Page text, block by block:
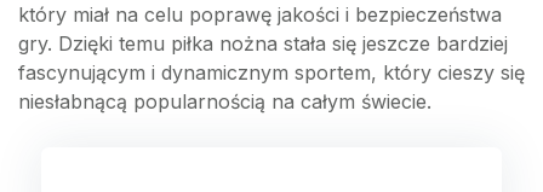
który miał na celu poprawę jakości i bezpieczeństwa
gry. Dzięki temu piłka nożna stała się jeszcze bardziej
fascynującym i dynamicznym sportem, który cieszy się
niesłabnącą popularnością na całym świecie.